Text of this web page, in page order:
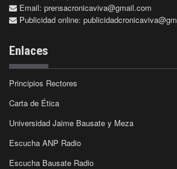
Email: prensacronicaviva@gmail.com
Publicidad online:
Enlaces
Principios Rectores
Carta de Ética
Universidad Jaime Bausate y Meza
Escucha ANP Radio
Escucha Bausate Radio